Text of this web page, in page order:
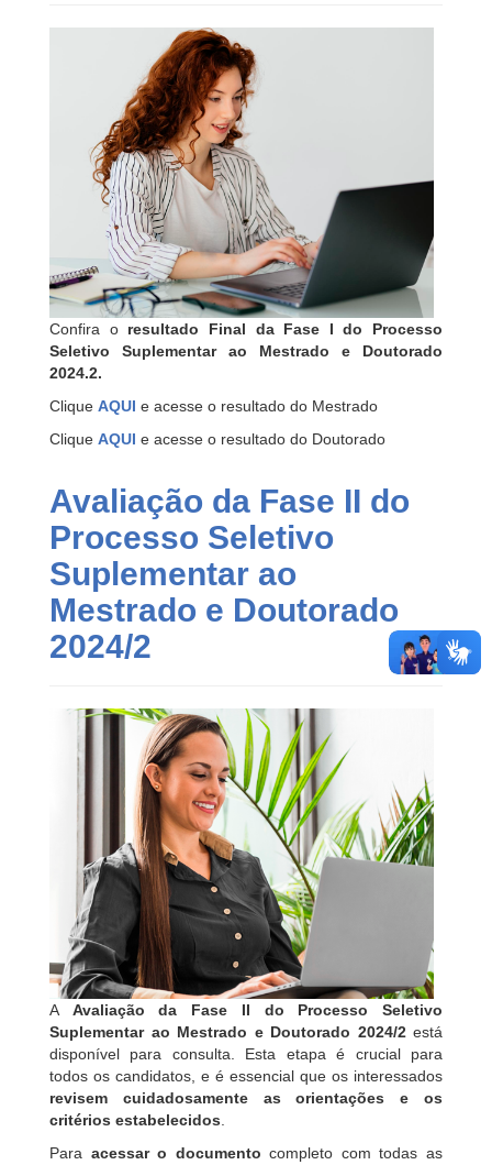
Confira o resultado Final da Fase I do Processo
Seletivo Suplementar ao Mestrado e Doutorado
2024.2.
Clique AQUI e acesse o resultado do Mestrado
Clique AQUI e acesse o resultado do Doutorado
Avaliação da Fase II do
Processo Seletivo
Suplementar ao
Mestrado e Doutorado
2024/2
A Avaliação da Fase II do Processo Seletivo
Suplementar ao Mestrado e Doutorado 2024/2está
disponível para consulta. Esta etapa é crucial para
todos os candidatos, e é essencial que os interessados
revisem cuidadosamente as orientações e os
critérios estabelecidos.
Para acessar o documento completo com todas as